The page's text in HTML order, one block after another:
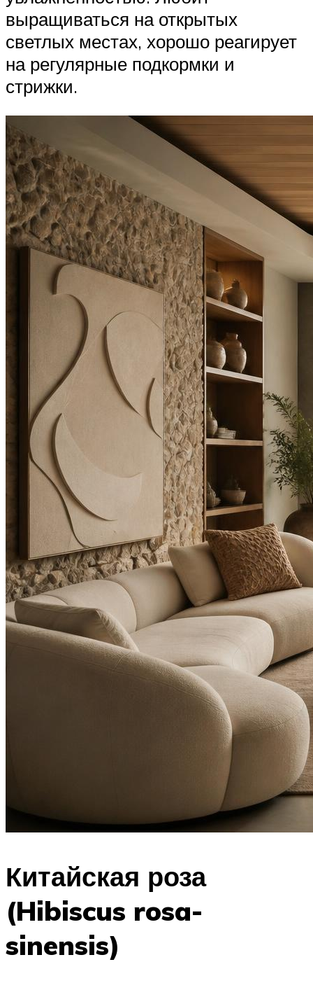
выращиваться на открытых
светлых местах, хорошо реагирует
на регулярные подкормки и
стрижки.
Китайская роза
(Hibiscus rosa-
sinensis)